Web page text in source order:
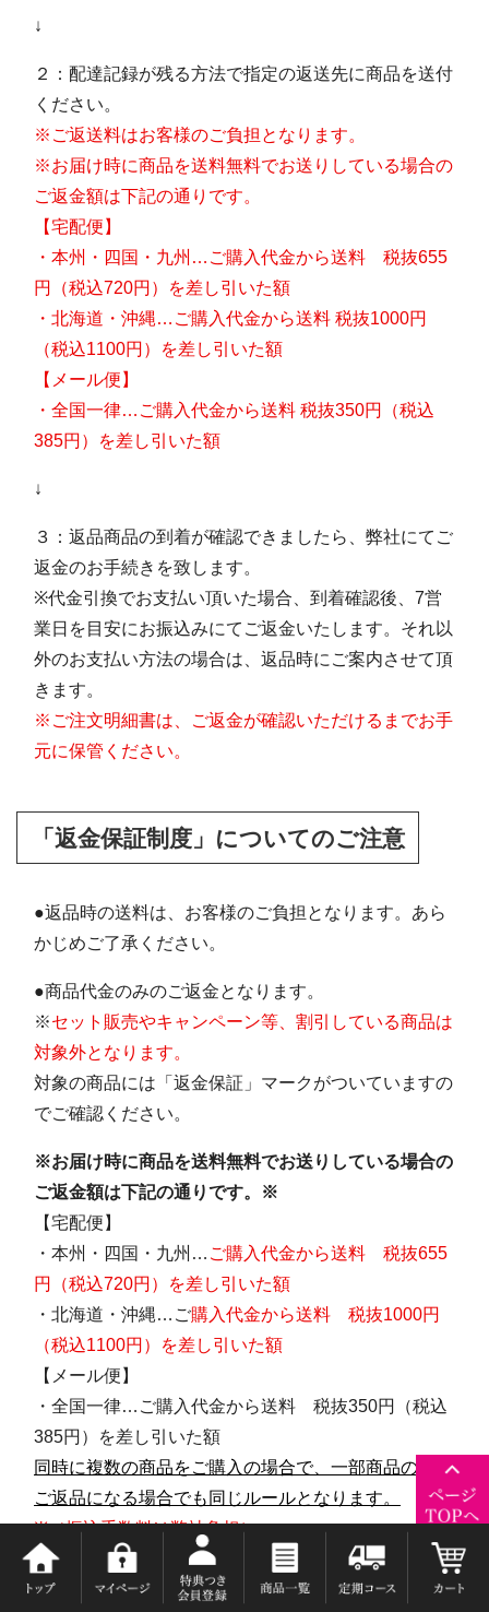
↓
２：配達記録が残る方法で指定の返送先に商品を送付
ください。
※ご返送料はお客様のご負担となります。
※お届け時に商品を送料無料でお送りしている場合の
ご返金額は下記の通りです。
【宅配便】
・本州・四国・九州…ご購入代金から送料 税抜655
円（税込720円）を差し引いた額
・北海道・沖縄…ご購入代金から送料 税抜1000円
（税込1100円）を差し引いた額
【メール便】
・全国一律…ご購入代金から送料 税抜350円（税込
385円）を差し引いた額
↓
３：返品商品の到着が確認できましたら、弊社にてご
返金のお手続きを致します。
※代金引換でお支払い頂いた場合、到着確認後、7営
業日を目安にお振込みにてご返金いたします。それ以
外のお支払い方法の場合は、返品時にご案内させて頂
きます。
※ご注文明細書は、ご返金が確認いただけるまでお手
元に保管ください。
「返金保証制度」についてのご注意
●返品時の送料は、お客様のご負担となります。あら
かじめご了承ください。
●商品代金のみのご返金となります。
※セット販売やキャンペーン等、割引している商品は
対象外となります。
対象の商品には「返金保証」マークがついていますの
でご確認ください。
※お届け時に商品を送料無料でお送りしている場合の
ご返金額は下記の通りです。※
【宅配便】
・本州・四国・九州… ご購入代金から送料 税抜655
円（税込720円）を差し引いた額
・北海道・沖縄…ご購入代金から送料 税抜1000円
（税込1100円）を差し引いた額
【メール便】
・全国一律…ご購入代金から送料 税抜350円（税込
385円）を差し引いた額
同時に複数の商品をご購入の場合で、一部商品のみを
ご返品になる場合でも同じルールとなります。
※（振込手数料は弊社負担）
●返送の際は、紛失の恐れがありますので、配達記録
が残り、引受人に手渡しの配達方法 (例：書留、ゆ